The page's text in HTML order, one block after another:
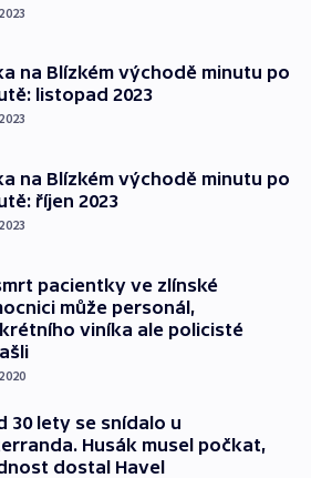
na Blízkém východě minutu po
listopad 2023
na Blízkém východě minutu po
říjen 2023
pacientky ve zlínské
může personál,
viníka ale policisté
30 lety se snídalo u
Husák musel počkat,
dostal Havel